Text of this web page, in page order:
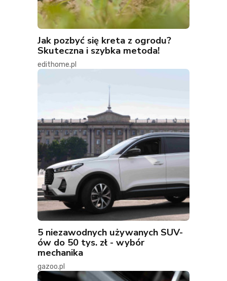
Jak pozbyć się kreta z ogrodu?
Skuteczna i szybka metoda!
edithome.pl
5 niezawodnych używanych SUV-
ów do 50 tys. zł - wybór
mechanika
gazoo.pl